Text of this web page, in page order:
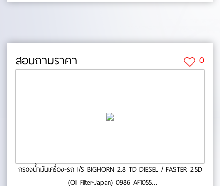
สอบถามราคา 0
กรองน้ำมันเครื่อง-รถ I/S BIGHORN 2.8 TD DIESEL / FASTER 2.5D
(Oil Filter-Japan) 0986 AF1055